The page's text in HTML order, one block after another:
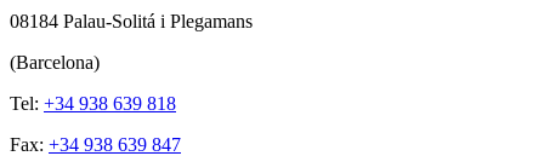
08184 Palau-Solitá i Plegamans
(Barcelona)
Tel: +34 938 639 818
Fax: +34 938 639 847